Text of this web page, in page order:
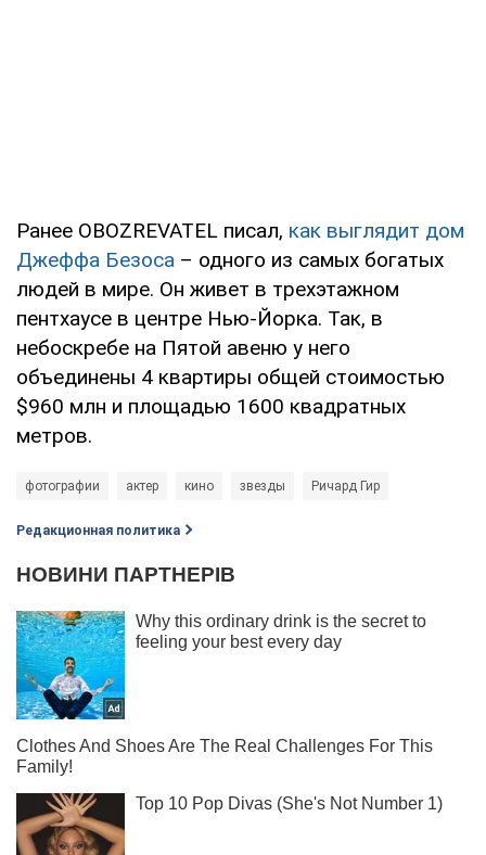
Ранее OBOZREVATEL писал, как выглядит дом
Джеффа Безоса – одного из самых богатых
людей в мире. Он живет в трехэтажном
пентхаусе в центре Нью-Йорка. Так, в
небоскребе на Пятой авеню у него
объединены 4 квартиры общей стоимостью
$960 млн и площадью 1600 квадратных
метров.
фотографии актер кино звезды Ричард Гир
Редакционная политика